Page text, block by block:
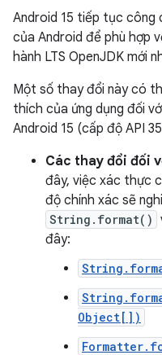
Android 15 tiếp tục công
của Android để phù hợp
hành LTS OpenJDK mới
Một số thay đổi này có
thích của ứng dụng đối
Android 15 (cấp độ API
Các thay đổi đối
đây, việc xác thực
độ chính xác sẽ
String.format()
đây:
Object[])